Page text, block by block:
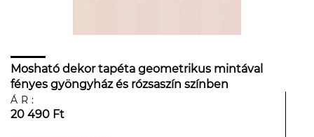
Mosható dekor tapéta geometrikus mintával
fényes gyöngyház és rózsaszín színben
ÁR:
20 490 Ft